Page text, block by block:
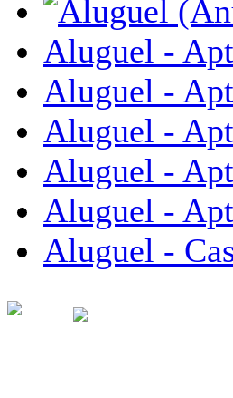
Aluguel -
Aluguel -
Aluguel -
Aluguel -
Aluguel -
Aluguel -